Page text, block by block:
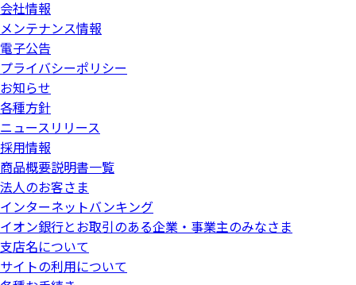
外国株のお取引にはNISA口座および外国株取引口座の開設
が必要です。
2024年以降のNISAにおいては、年間投資枠（つみたて投資
枠120万円／成長投資枠240万円）と非課税保有限度額（成
長投資枠・つみたて投資枠合わせて1,800万円／うち成長投
資枠1,200万円）の範囲内で購入した上場株式等から生じる
配当所得や譲渡所得等が非課税となります。NISA口座内の
上場株式等を売却した場合は、その翌年以降の年間投資枠
の範囲内で非課税枠を再利用できます。
NISA口座で発生した損失は、特定口座・一般口座で保有す
る商品の譲渡益や配当金等と損益通算できず、また繰越控
除もできません。
NISA口座の重複開設であることが判明した場合、そのNISA
金融商品仲介において、イオン銀行はマネックス証券への
証券総合取引口座開設のお申込みおよびマネックス証券と
の証券取引に関する勧誘を行います。
イオン銀行はマネックス証券とは別法人であり、金融商品
仲介のご利用にあたっては、「金融商品仲介（マネックス
証券）口座」の開設が必要です。金融商品仲介の口座開設
をお申込みいただくと、お取引口座はマネックス証券に証
券総合取引口座として開設されます。
証券総合取引口座開設後の株式売買等のお取引について
は、すべてお客さまとマネックス証券とのお取引になりま
す。
イオン銀行にはマネックス証券とお客さまとの契約締結に
関する代理権はありません。したがって、マネックス証券
とお客さまとの間の契約の締結権はありません。
会社情報
メンテナンス情報
電子公告
プライバシーポリシー
お知らせ
各種方針
ニュースリリース
採用情報
商品概要説明書一覧
法人のお客さま
インターネットバンキング
イオン銀行とお取引のある企業・事業主のみなさま
支店名について
サイトの利用について